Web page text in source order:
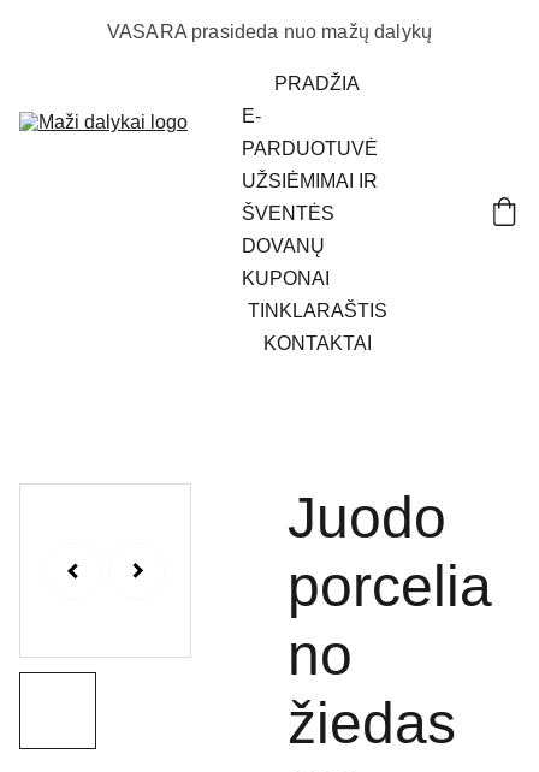
VASARA prasideda nuo mažų dalykų
PRADŽIA
E-
PARDUOTUVĖ
UŽSIĖMIMAI IR
ŠVENTĖS
DOVANŲ
KUPONAI
TINKLARAŠTIS
KONTAKTAI
Juodo
porcelia
no
žiedas